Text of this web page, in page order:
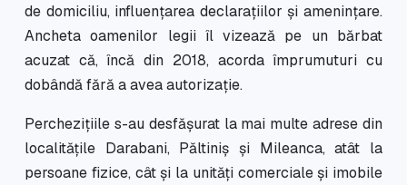
de domiciliu, influențarea declarațiilor și amenințare.
Ancheta oamenilor legii îl vizează pe un bărbat
acuzat că, încă din 2018, acorda împrumuturi cu
dobândă fără a avea autorizație.
Perchezițiile s-au desfășurat la mai multe adrese din
localitățile Darabani, Păltiniș și Mileanca, atât la
persoane fizice, cât și la unități comerciale și imobile